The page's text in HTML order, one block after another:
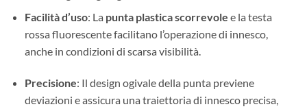
Facilità d’uso: La punta plastica scorrevole e la testa
rossa fluorescente facilitano l’operazione di innesco,
anche in condizioni di scarsa visibilità.
Precisione: Il design ogivale della punta previene
deviazioni e assicura una traiettoria di innesco precisa,